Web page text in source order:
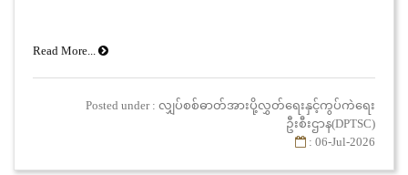
Read More...
Posted under : လျှပ်စစ်ဓာတ်အားပို့လွှတ်ရေးနှင့်ကွပ်ကဲရေး
ဦးစီးဌာန(DPTSC)
: 06-Jul-2026